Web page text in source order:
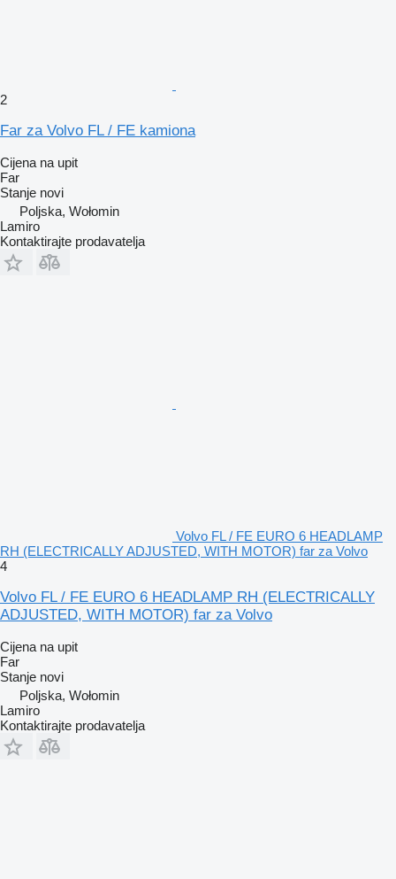
2
Far za Volvo FL / FE kamiona
Cijena na upit
Far
Stanje novi
Poljska, Wołomin
Lamiro
Kontaktirajte prodavatelja
Volvo FL / FE EURO 6 HEADLAMP
RH (ELECTRICALLY ADJUSTED, WITH MOTOR) far za Volvo
4
Volvo FL / FE EURO 6 HEADLAMP RH (ELECTRICALLY
ADJUSTED, WITH MOTOR) far za Volvo
Cijena na upit
Far
Stanje novi
Poljska, Wołomin
Lamiro
Kontaktirajte prodavatelja